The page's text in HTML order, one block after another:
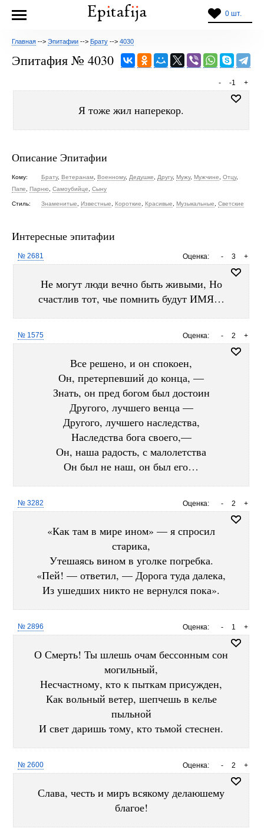
0 шт.
Главная --> Эпитафии --> Брату --> 4030
Эпитафия № 4030
+
-1
-
Я тоже жил наперекор.
Описание Эпитафии
Кому: Брату, Ветеранам Военному, Дедушке Другу, Мужу, Мужчине Отцу,
Папе
Парню Самоубийце Сыну
Стиль: Знаменитые Известные Короткие Красивые Музыкальные Светские
Интересные эпитафии
Оценка: +
3
-
№ 2681
Не могут люди вечно быть живыми, Но
счастлив тот, чье помнить будут ИМЯ…
Оценка: +
2
-
№ 1575
Все решено, и он спокоен,
Он, претерпевший до конца, —
Знать, он пред богом был достоин
Другого, лучшего венца —
Другого, лучшего наследства,
Наследства бога своего,—
Он, наша радость, с малолетства
Он был не наш, он был его…
Оценка: +
2
-
№ 3282
«Как там в мире ином» — я спросил
старика,
Утешаясь вином в уголке погребка.
«Пей! — ответил, — Дорога туда далека,
Из ушедших никто не вернулся пока».
Оценка: +
1
-
№ 2896
О Смерть! Ты шлешь очам бессонным сон
могильный,
Несчастному, кто к пыткам присужден,
Как вольный ветер, шепчешь в келье
пыльной
И свет даришь тому, кто тьмой стеснен.
Оценка: +
2
-
№ 2600
Слава, честь и миръ всякому делаюшему
благое!